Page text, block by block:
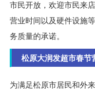
市民开放，欢迎市民来
营业时间以及硬件设施
务质量的承诺。
松原大润发超市春节
为满足松原市居民和外